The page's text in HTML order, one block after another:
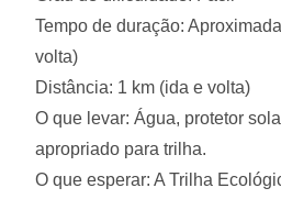
Tempo de duração:
volta)
Distância: 1 km (ida e volta)
O que levar: Água, protetor
apropriado para trilha.
O que esperar: A Trilha